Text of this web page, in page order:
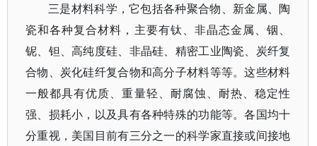
三是材料科学，它包括各种聚合物、新金属、陶
瓷和各种复合材料，主要有钛、非晶态金属、铟、
铌、钽、高纯度硅、非晶硅、精密工业陶瓷、炭纤复
合物、炭化硅纤复合物和高分子材料等等。这些材料
一般都具有优质、重量轻、耐腐蚀、耐热、稳定性
强、损耗小，以及具有各种特殊的功能等。各国均十
分重视，美国目前有三分之一的科学家直接或间接地